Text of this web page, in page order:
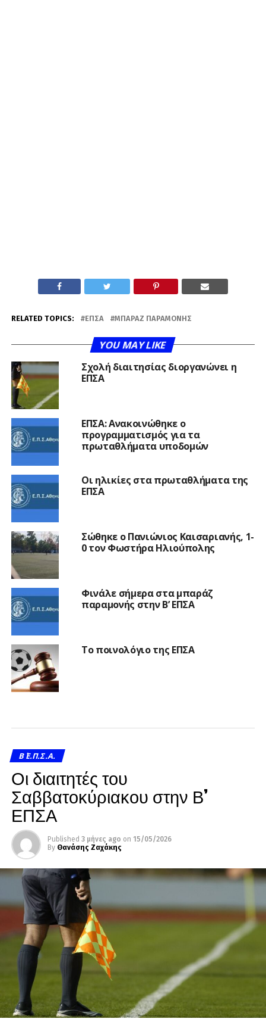
RELATED TOPICS: ΕΠΣΑ ΜΠΑΡΑΖ ΠΑΡΑΜΟΝΉΣ
YOU MAY LIKE
Σχολή διαιτησίας διοργανώνει η
ΕΠΣΑ
ΕΠΣΑ: Ανακοινώθηκε ο
προγραμματισμός για τα
πρωταθλήματα υποδομών
Οι ηλικίες στα πρωταθλήματα της
ΕΠΣΑ
Σώθηκε ο Πανιώνιος Καισαριανής, 1-
0 τον Φωστήρα Ηλιούπολης
Φινάλε σήμερα στα μπαράζ
παραμονής στην Β’ ΕΠΣΑ
Το ποινολόγιο της ΕΠΣΑ
Β΄ Ε.Π.Σ.Α.
Οι διαιτητές του
Σαββατοκύριακου στην Β’
ΕΠΣΑ
Published 3 μήνες ago on 15/05/2026
By Θανάσης Ζαχάκης